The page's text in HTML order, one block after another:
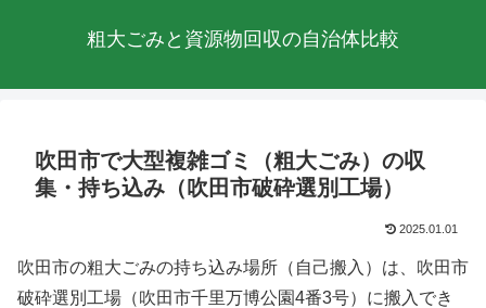
粗大ごみと資源物回収の自治体比較
吹田市で大型複雑ゴミ（粗大ごみ）の収
集・持ち込み（吹田市破砕選別工場）
2025.01.01
吹田市の粗大ごみの持ち込み場所（自己搬入）は、吹田市
破砕選別工場（吹田市千里万博公園4番3号）に搬入でき